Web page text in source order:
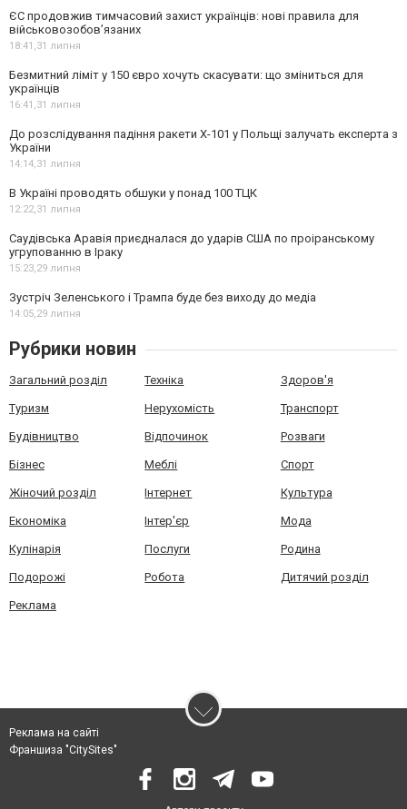
ЄС продовжив тимчасовий захист українців: нові правила для
військовозобов’язаних
18:41,31 липня
Безмитний ліміт у 150 євро хочуть скасувати: що зміниться для
українців
16:41,31 липня
До розслідування падіння ракети Х-101 у Польщі залучать експерта з
України
14:14,31 липня
В Україні проводять обшуки у понад 100 ТЦК
12:22,31 липня
Саудівська Аравія приєдналася до ударів США по проіранському
угрупованню в Іраку
15:23,29 липня
Зустріч Зеленського і Трампа буде без виходу до медіа
14:05,29 липня
Рубрики новин
Загальний розділ Техніка Здоров'я
Туризм Нерухомість Транспорт
Будівництво Відпочинок Розваги
Бізнес Меблі Спорт
Жіночий розділ Інтернет Культура
Економіка Інтер'єр Мода
Кулінарія Послуги Родина
Подорожі Робота Дитячий розділ
Реклама
Реклама на сайті
Франшиза "CitySites"